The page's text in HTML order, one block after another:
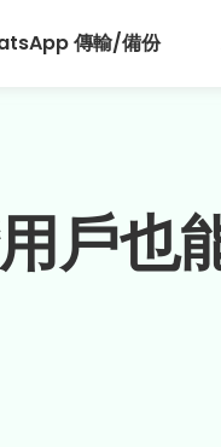
傳輸/備份
戶也